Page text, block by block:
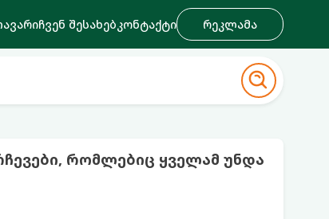
ჩვენ შესახებკონტაქტი რეკლამა
რომლებიც ყველამ უნდა